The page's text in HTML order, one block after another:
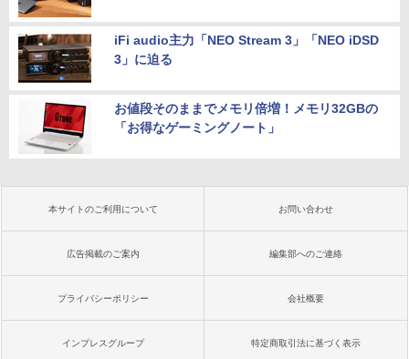
iFi audio主力「NEO Stream 3」「NEO iDSD
3」に迫る
お値段そのままでメモリ倍増！メモリ32GBの
「お得なゲーミングノート」
本サイトのご利用について お問い合わせ
広告掲載のご案内 編集部へのご連絡
プライバシーポリシー 会社概要
インプレスグループ 特定商取引法に基づく表示